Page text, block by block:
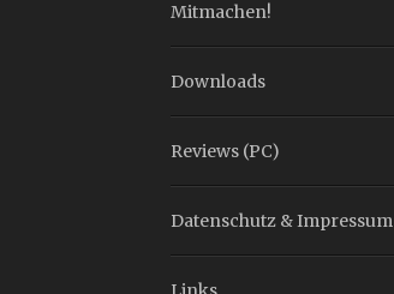
Mitmachen!
Downloads
Reviews (PC)
Datenschutz & Impressum